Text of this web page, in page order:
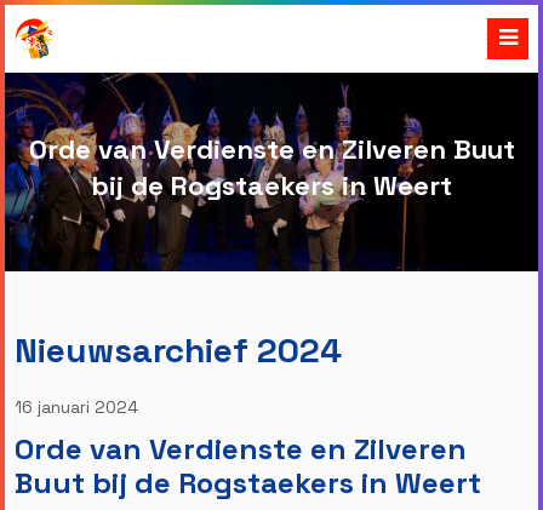
Orde van Verdienste en Zilveren Buut
bij de Rogstaekers in Weert
Nieuwsarchief 2024
16 januari 2024
Orde van Verdienste en Zilveren
Buut bij de Rogstaekers in Weert